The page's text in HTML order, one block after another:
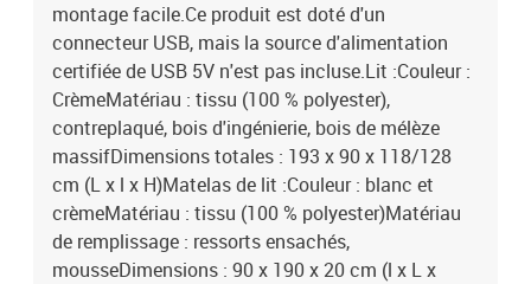
montage facile.Ce produit est doté d'un
connecteur USB, mais la source d'alimentation
certifiée de USB 5V n'est pas incluse.Lit :Couleur :
CrèmeMatériau : tissu (100 % polyester),
contreplaqué, bois d'ingénierie, bois de mélèze
massifDimensions totales : 193 x 90 x 118/128
cm (L x l x H)Matelas de lit :Couleur : blanc et
crèmeMatériau : tissu (100 % polyester)Matériau
de remplissage : ressorts ensachés,
mousseDimensions : 90 x 190 x 20 cm (l x L x